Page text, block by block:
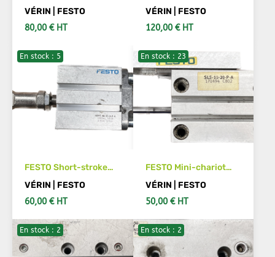
SLS- 6-20-P-A Code
article :170488
VÉRIN | FESTO
80,00 € HT
IN DEN WARENKORB
10-30-P-A 170496
VÉRIN | FESTO
120,00 € HT
IN DEN WARENKORB
En stock : 5
FESTO Short-stroke
cylinder ADVC-40-15-
A-P-A 188244
VÉRIN | FESTO
60,00 € HT
IN DEN WARENKORB
En stock : 23
FESTO Mini-chariot
SLS-10-20-P-A Code
article :170494
VÉRIN | FESTO
50,00 € HT
IN DEN WARENKORB
En stock : 2 En stock : 2